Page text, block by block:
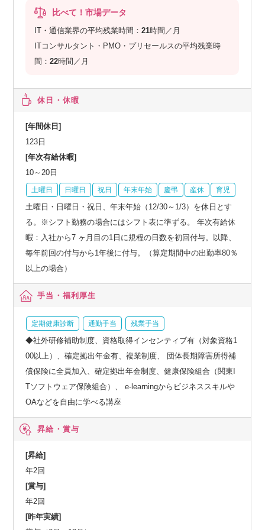
比べて！市場データ
IT・通信業界の平均残業時間：21時間／月
ITコンサルタント・PMO・プリセールスの平均残業時
間：22時間／月
休日・休暇
[年間休日]
123日
[年次有給休暇]
10～20日
土曜日 日曜日 祝日 年末年始 慶弔 産休 育児
土曜日・日曜日・祝日、年末年始（12/30～1/3）を休日とす
る。※シフト勤務の場合にはシフト表に準ずる。 年次有給休
暇：入社から7 ヶ月目の1日に規程の日数を初回付与。以降、
毎年前回の付与から1年後に付与。（算定期間中の出勤率80％
以上の場合）
手当・福利厚生
定期健康診断 通勤手当 残業手当
◆社外研修補助制度、資格取得インセンティブ有（対象資格1
00以上）、確定拠出年金有、複業制度、 団体長期障害所得補
償保険に全員加入、確定拠出年金制度、健康保険組合（関東I
Tソフトウェア保険組合）、 e-learningからビジネススキルや
OAなどを自由に学べる講座
昇給・賞与
[昇給]
年2回
[賞与]
年2回
[昨年実績]